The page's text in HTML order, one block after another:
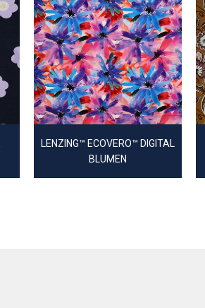
LENZING™ ECOVERO™ DIGITAL
BLUMEN